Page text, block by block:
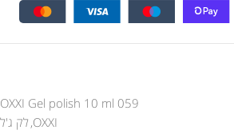
OXXI Gel polish 10 ml 059
OXXI
, לק ג'ל